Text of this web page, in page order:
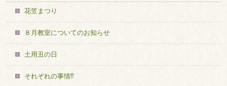
花笠まつり
８月教室についてのお知らせ
土用丑の日
それぞれの事情⁉